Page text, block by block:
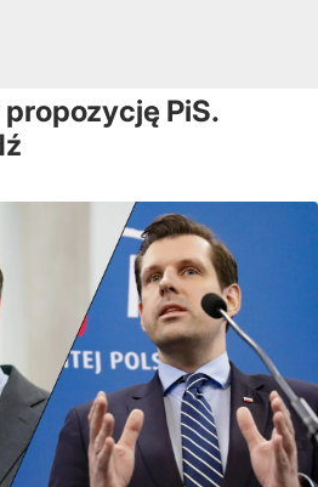
propozycję PiS.